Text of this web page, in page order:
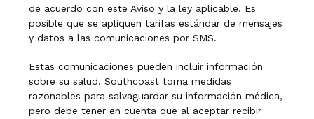
de acuerdo con este Aviso y la ley aplicable. Es
posible que se apliquen tarifas estándar de mensajes
y datos a las comunicaciones por SMS.
Estas comunicaciones pueden incluir información
sobre su salud. Southcoast toma medidas
razonables para salvaguardar su información médica,
pero debe tener en cuenta que al aceptar recibir